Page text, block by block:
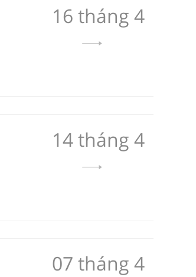
16 tháng 4
14 tháng 4
07 tháng 4